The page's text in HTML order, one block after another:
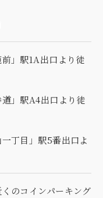
」駅1A出口より徒
」駅A4出口より徒
丁目」駅5番出口よ
のコインパーキング